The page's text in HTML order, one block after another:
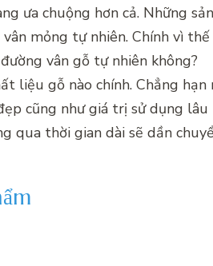
ưa chuộng hơn cả. Những
mỏng tự nhiên. Chính vì
vân gỗ tự nhiên không?
liệu gỗ nào chính. Chẳng hạn
cũng như giá trị sử dụng lâu
qua thời gian dài sẽ dần